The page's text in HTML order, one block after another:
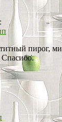
:
пирог,